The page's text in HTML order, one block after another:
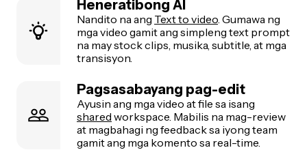
Heneratibong AI
Nandito na ang Text to video . Gumawa ng
mga video gamit ang simpleng text prompt
na may stock clips, musika, subtitle, at mga
transisyon.
Pagsasabayang pag-edit
Ayusin ang mga video at file sa isang
shared workspace. Mabilis na mag-review
at magbahagi ng feedback sa iyong team
gamit ang mga komento sa real-time.